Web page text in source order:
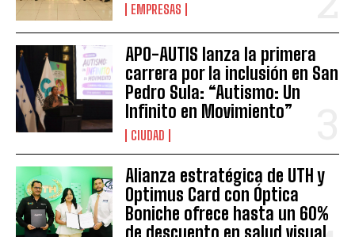
EMPRESAS
APO-AUTIS lanza la primera
carrera por la inclusión en San
Pedro Sula: “Autismo: Un
Infinito en Movimiento”
CIUDAD
Alianza estratégica de UTH y
Optimus Card con Óptica
Boniche ofrece hasta un 60%
de descuento en salud visual